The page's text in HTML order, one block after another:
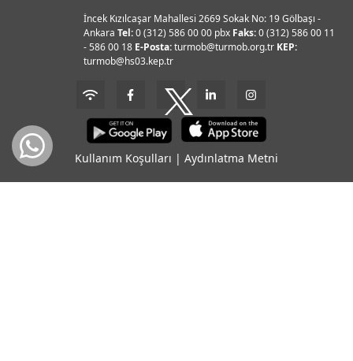
İncek Kızılcaşar Mahallesi 2669 Sokak No: 19 Gölbaşı -
AnkaraTel:0 (312) 586 00 00 pbx Faks:0 (312) 586 00 11
- 586 00 18 E-Posta:turmob@turmob.org.tr KEP:
turmob@hs03.kep.tr
Kullanım Koşulları | Aydınlatma Metni